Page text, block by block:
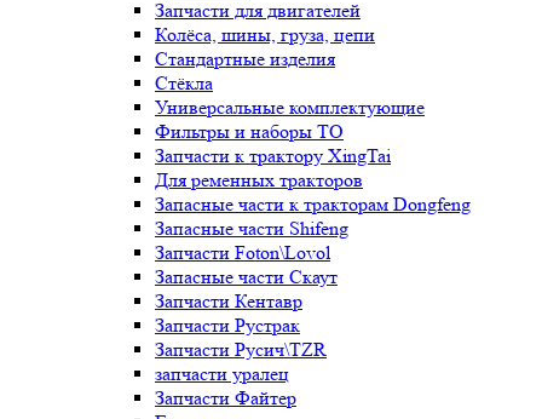
Запчасти для двигателей
Колёса, шины, груза, цепи
Стандартные изделия
Стёкла
Универсальные комплектующие
Фильтры и наборы ТО
Запчасти к трактору XingTai
Для ременных тракторов
Запасные части к тракторам Dongfeng
Запасные части Shifeng
Запчасти Foton\Lovol
Запасные части Скаут
Запчасти Кентавр
Запчасти Рустрак
Запчасти Русич\TZR
запчасти уралец
Запчасти Файтер